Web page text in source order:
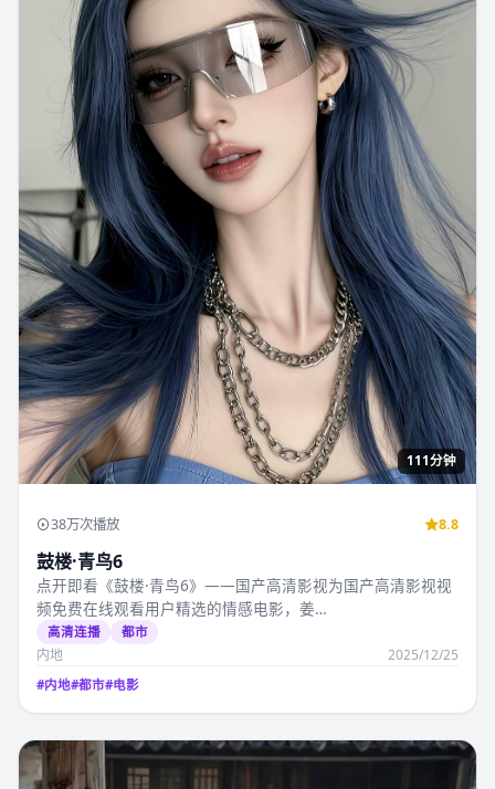
111分钟
38万次播放 8.8
鼓楼·青鸟6
点开即看《鼓楼·青鸟6》——国产高清影视为国产高清影视视
频免费在线观看用户精选的情感电影，姜…
高清连播 都市
内地 2025/12/25
#内地#都市#电影